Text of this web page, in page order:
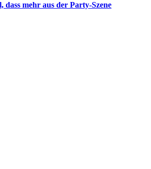
dass mehr aus der Party-Szene